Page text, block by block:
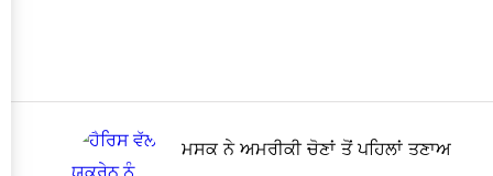
ਮਸਕ ਨੇ ਅਮਰੀਕੀ ਚੋਣਾਂ ਤੋਂ ਪਹਿਲਾਂ ਤਣਾਅ